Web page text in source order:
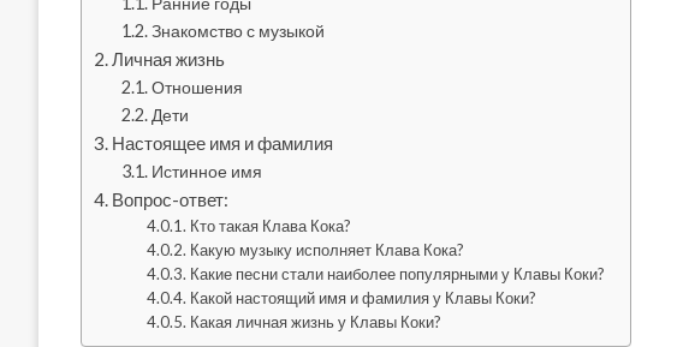
Знакомство с музыкой
Личная жизнь
Отношения
Дети
Настоящее имя и фамилия
Истинное имя
Вопрос-ответ:
Кто такая Клава Кока?
Какую музыку исполняет Клава Кока?
Какие песни стали наиболее популярными у Клавы Коки?
Какой настоящий имя и фамилия у Клавы Коки?
Какая личная жизнь у Клавы Коки?